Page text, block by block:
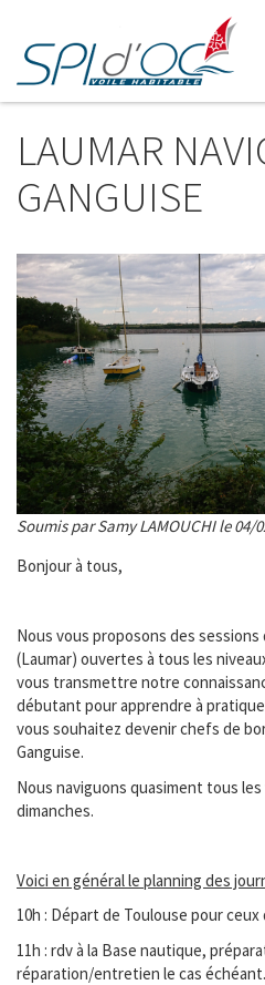
Aller
contenu
LAUMAR
GANGUISE
Soumis par Samy LAMOUCHI le 04/
Bonjour à tous,
Nous vous proposons des
(Laumar) ouvertes à tous les
vous transmettre notre
débutant pour apprendre à
vous souhaitez devenir chefs de
Ganguise.
Nous naviguons quasiment tous
dimanches.
Voici en général le planning des
10h : Départ de Toulouse pour
11h : rdv à la Base nautique,
réparation/entretien le cas échéant.